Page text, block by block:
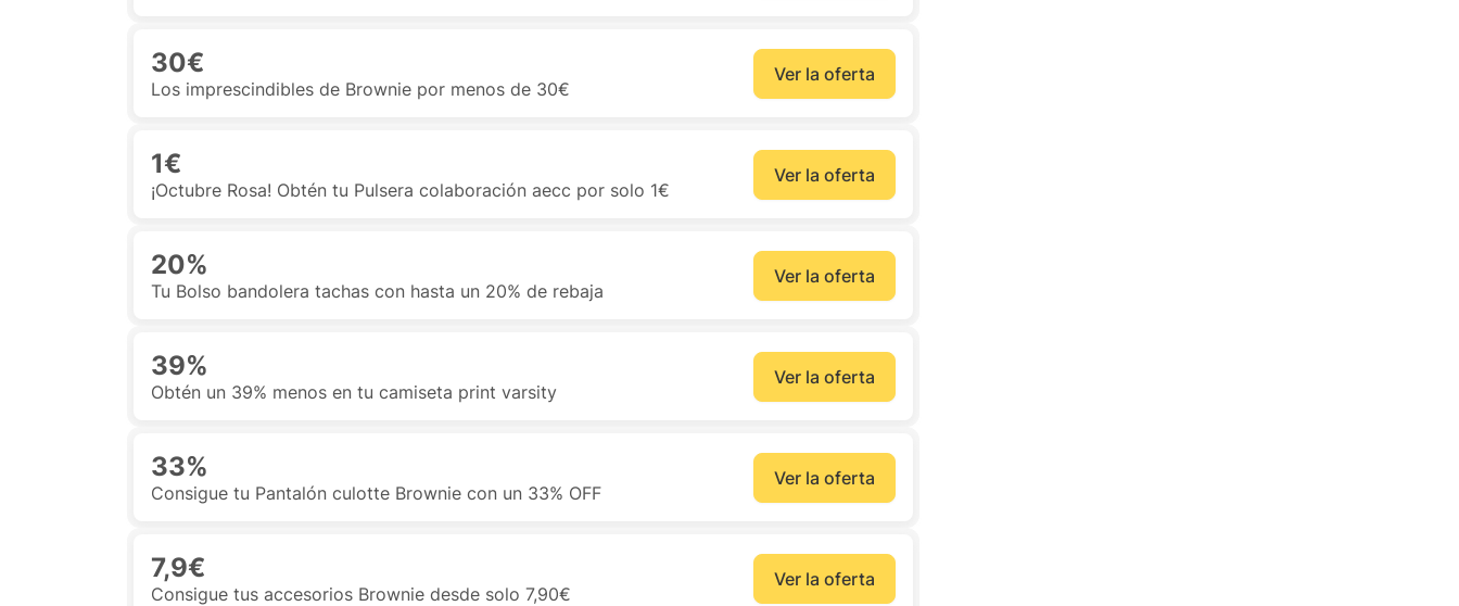
30€
Los imprescindibles de Brownie por menos de 30€
Ver la oferta
1€
¡Octubre Rosa! Obtén tu Pulsera colaboración aecc por solo 1€
Ver la oferta
20%
Tu Bolso bandolera tachas con hasta un 20% de rebaja
Ver la oferta
39%
Obtén un 39% menos en tu camiseta print varsity
Ver la oferta
33%
Consigue tu Pantalón culotte Brownie con un 33% OFF
Ver la oferta
7,9€
Consigue tus accesorios Brownie desde solo 7,90€
Ver la oferta